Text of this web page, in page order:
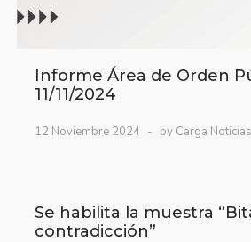
Informe Área de Orden
11/11/2024
12 Noviembre 2024 by Carga Noticias
Se habilita la muestra
contradicción”